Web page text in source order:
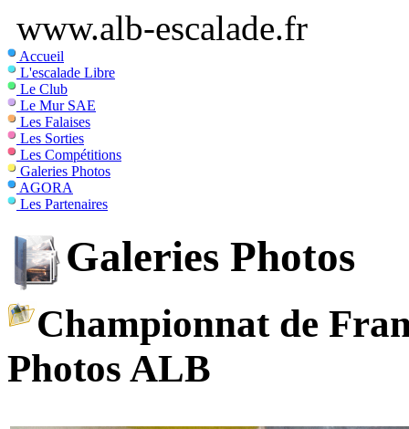
www.alb-escalade.fr
Accueil
L'escalade Libre
Le Club
Le Mur SAE
Les Falaises
Les Sorties
Les Compétitions
Galeries Photos
AGORA
Les Partenaires
Galeries Photos
Championnat de
Photos ALB